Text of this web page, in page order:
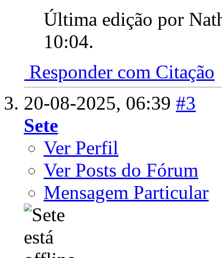
Última edição por
10:04.
Responder com Citação
20-08-2025, 06:39 #3
Sete
Ver Perfil
Ver Posts do Fórum
Mensagem Particular